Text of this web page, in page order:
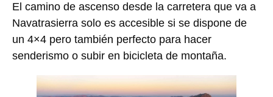
El camino de ascenso desde la carretera que va a
Navatrasierra solo es accesible si se dispone de
un 4×4 pero también perfecto para hacer
senderismo o subir en bicicleta de montaña.